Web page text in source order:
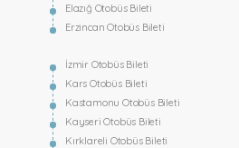
Elazığ Otobüs Bileti
Erzincan Otobüs Bileti
İzmir Otobüs Bileti
Kars Otobüs Bileti
Kastamonu Otobüs Bileti
Kayseri Otobüs Bileti
Kırklareli Otobüs Bileti